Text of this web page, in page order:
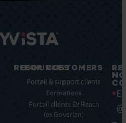
RESOURCES
Blog
Livres
FOR CUSTOMERS
Portail & support clients
Formations
Portail clients EV Reach
(ex Goverlan)